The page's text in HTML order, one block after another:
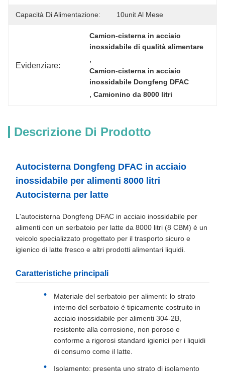
Capacità Di Alimentazione: 10unit Al Mese
Evidenziare:
Camion-cisterna in acciaio
inossidabile di qualità alimentare
,
Camion-cisterna in acciaio
inossidabile Dongfeng DFAC
, Camionino da 8000 litri
Descrizione Di Prodotto
Autocisterna Dongfeng DFAC in acciaio
inossidabile per alimenti 8000 litri
Autocisterna per latte
L'autocisterna Dongfeng DFAC in acciaio inossidabile per
alimenti con un serbatoio per latte da 8000 litri (8 CBM) è un
veicolo specializzato progettato per il trasporto sicuro e
igienico di latte fresco e altri prodotti alimentari liquidi.
Caratteristiche principali
Materiale del serbatoio per alimenti: lo strato
interno del serbatoio è tipicamente costruito in
acciaio inossidabile per alimenti 304-2B,
resistente alla corrosione, non poroso e
conforme a rigorosi standard igienici per i liquidi
di consumo come il latte.
Isolamento: presenta uno strato di isolamento